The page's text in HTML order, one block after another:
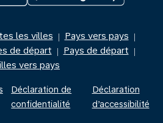
les villes | Pays vers pays |
de départ | Pays de départ |
vers pays
Déclaration de
confidentialité
Déclaration
d’accessibilité